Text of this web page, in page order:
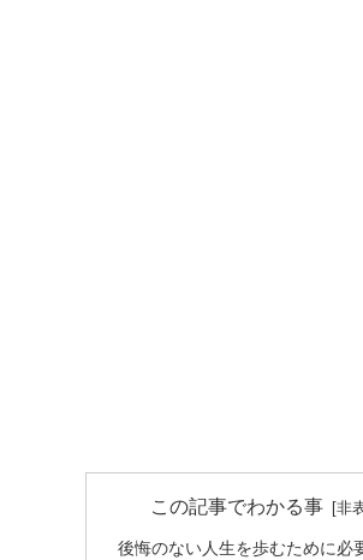
この記事でわかる事
後悔のない人生を歩むために必